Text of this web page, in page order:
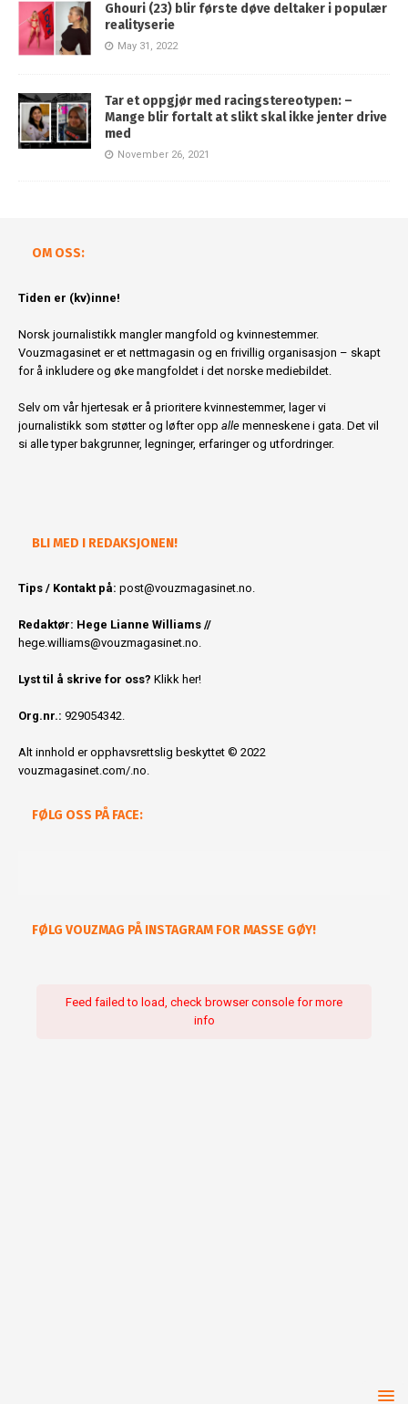
Ghouri (23) blir første døve deltaker i populær
realityserie
May 31, 2022
Tar et oppgjør med racingstereotypen: –
Mange blir fortalt at slikt skal ikke jenter drive
med
November 26, 2021
OM OSS:
Tiden er (kv)inne!
Norsk journalistikk mangler mangfold og kvinnestemmer.
Vouzmagasinet er et nettmagasin og en frivillig organisasjon – skapt
for å inkludere og øke mangfoldet i det norske mediebildet.
Selv om vår hjertesak er å prioritere kvinnestemmer, lager vi
journalistikk som støtter og løfter opp alle menneskene i gata. Det vil
si alle typer bakgrunner, legninger, erfaringer og utfordringer.
BLI MED I REDAKSJONEN!
Tips / Kontakt på: post@vouzmagasinet.no.
Redaktør: Hege Lianne Williams //
hege.williams@vouzmagasinet.no.
Lyst til å skrive for oss? Klikk her!
Org.nr.: 929054342.
Alt innhold er opphavsrettslig beskyttet © 2022
vouzmagasinet.com/.no.
FØLG OSS PÅ FACE:
FØLG VOUZMAG PÅ INSTAGRAM FOR MASSE GØY!
Feed failed to load, check browser console for more
info